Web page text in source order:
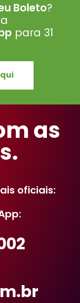
Boleto?
para 31
as
oficiais:
: